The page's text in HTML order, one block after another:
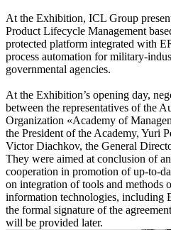
At the Exhibition, ICL Group
Product Lifecycle Management
protected platform integrated with
process automation for military-
governmental agencies.
At the Exhibition’s opening day,
between the representatives of the
Organization «Academy of
the President of the Academy, Yuri
Victor Diachkov, the General
They were aimed at conclusion of
cooperation in promotion of up-to-
on integration of tools and methods
information technologies, including
the formal signature of the
will be provided later.